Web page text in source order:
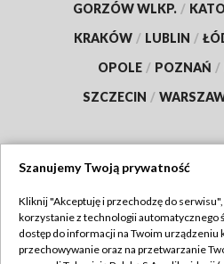
GORZÓW WLKP. /
KRAKÓW / LUBLIN /
OPOLE / POZNAŃ /
SZCZECIN /
TVP
Abonament TVP
Szanujemy Twoją prywatność
Kliknij "Akceptuję i przechodzę do serwisu",
korzystanie z technologii automatycznego
dostęp do informacji na Twoim urządzeniu
przechowywanie oraz na przetwarzanie